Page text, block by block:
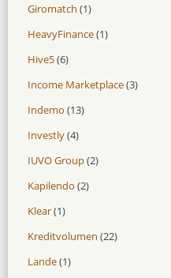
Giromatch (1)
HeavyFinance(1)
Hive5(6)
Income Marketplace(3)
Indemo (13)
Investly(4)
IUVO Group(2)
Kapilendo (2)
Klear(1)
Kreditvolumen (22)
Lande(1)